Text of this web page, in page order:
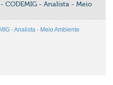
CODEMIG - Analista - Meio
- Analista - Meio Ambiente